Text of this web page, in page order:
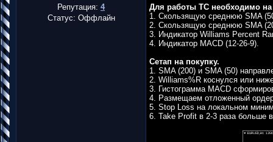
Репутация: 4
Статус: Оффлайн
Для работы ТС необходимо
1. Скользящую среднюю SMA
2. Скользящую среднюю SMA
3. Индикатор Williams Percent
4. Индикатор MACD (12-26-9).
Сетап на покупку.
1. SMA (200) и SMA (50)
2. Williams%R коснулся или
3. Гистограмма MACD
4. Размещаем отложенный
5. Stop Loss на локальном
6. Take Profit в 2-3 раза больше